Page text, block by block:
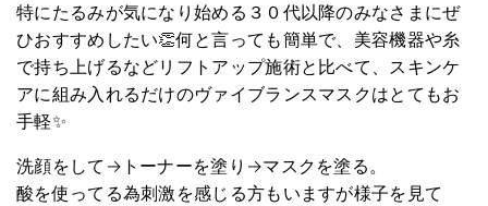
特にたるみが気になり始める３０代以降のみなさまにぜ
ひおすすめしたい👏何と言っても簡単で、美容機器や糸
で持ち上げるなどリフトアップ施術と比べて、スキンケ
アに組み入れるだけのヴァイブランスマスクはとてもお
手軽✨
洗顔をして→トーナーを塗り→マスクを塗る。
酸を使ってる為刺激を感じる方もいますが様子を見て